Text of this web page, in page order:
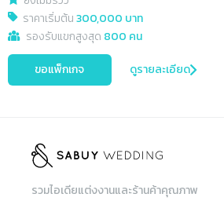
ราคาเริ่มต้น300,000 บาท
รองรับแขกสูงสุด 800 คน
ขอแพ็กเกจ ดูรายละเอียด
รวมไอเดียแต่งงานและร้านค้าคุณภาพ